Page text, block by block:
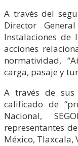
A través del
Director
Instalaciones de
acciones
normatividad,
carga, pasaje y
A través de sus
calificado de
Nacional,
representantes
México, Tlaxcala,